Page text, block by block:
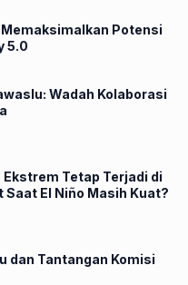
Potensi
5.0
Wadah Kolaborasi
Ekstrem Tetap Terjadi di
El Niño Masih Kuat?
dan Tantangan Komisi